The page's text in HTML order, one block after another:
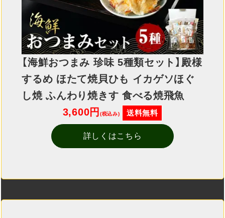
【海鮮おつまみ 珍味 5種類セット】殿様
するめ ほたて焼貝ひも イカゲソほぐ
し焼 ふんわり焼きす 食べる焼飛魚
3,600円 (税込み) 送料無料
詳しくはこちら